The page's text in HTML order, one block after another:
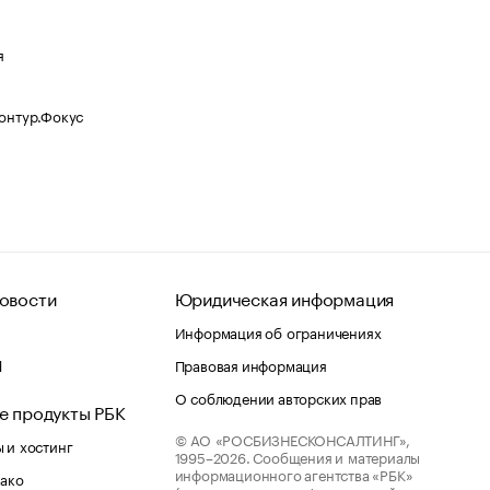
продукты РБК
хостинг
Юридическая информация
Информация об ограничениях
Правовая информация
О соблюдении авторских прав
© АО «РОСБИЗНЕСКОНСАЛТИНГ»,
1995–2026. Сообщения и материалы
информационного агентства «РБК»